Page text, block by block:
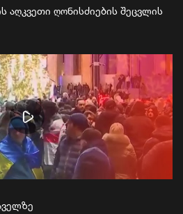
აღკვეთი ღონისძიების შეცვლის